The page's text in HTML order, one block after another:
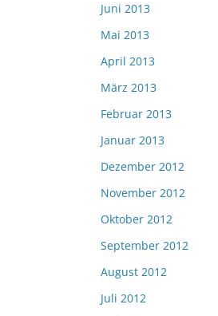
Juni 2013
Mai 2013
April 2013
März 2013
Februar 2013
Januar 2013
Dezember 2012
November 2012
Oktober 2012
September 2012
August 2012
Juli 2012